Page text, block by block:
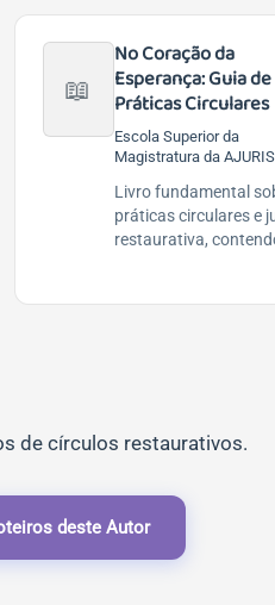
📖
No Coração da
Esperança: Guia de
Práticas Circulares
Escola Superior da
Magistratura da AJURIS
Livro fundamental
práticas circulares e
restaurativa,
de círculos restaurativos.
deste Autor